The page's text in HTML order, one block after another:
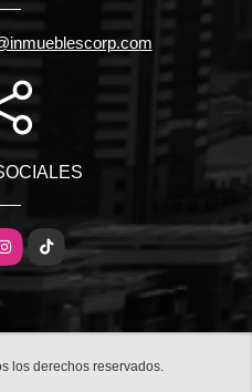
TikTok
los derechos reservados.